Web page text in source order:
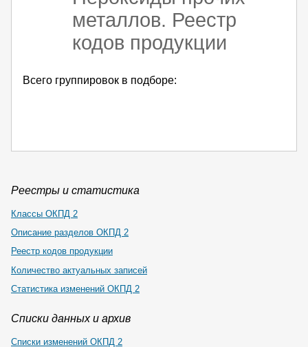
металлов. Реестр
кодов продукции
Всего группировок в подборе:
Реестры и статистика
Классы ОКПД 2
Описание разделов ОКПД 2
Реестр кодов продукции
Количество актуальных записей
Статистика изменений ОКПД 2
Списки данных и архив
Списки изменений ОКПД 2